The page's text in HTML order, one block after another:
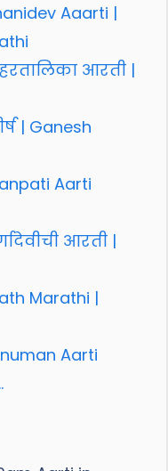
Aaarti |
आरती |
| Ganesh
Aarti
आरती |
Marathi |
Aarti